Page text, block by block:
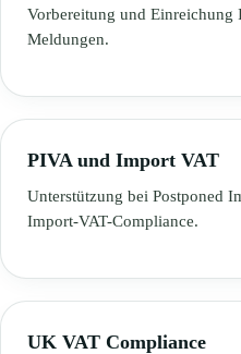
Vorbereitung und
Meldungen.
PIVA und Import VAT
Unterstützung bei Postponed
Import-VAT-Compliance.
UK VAT Compliance